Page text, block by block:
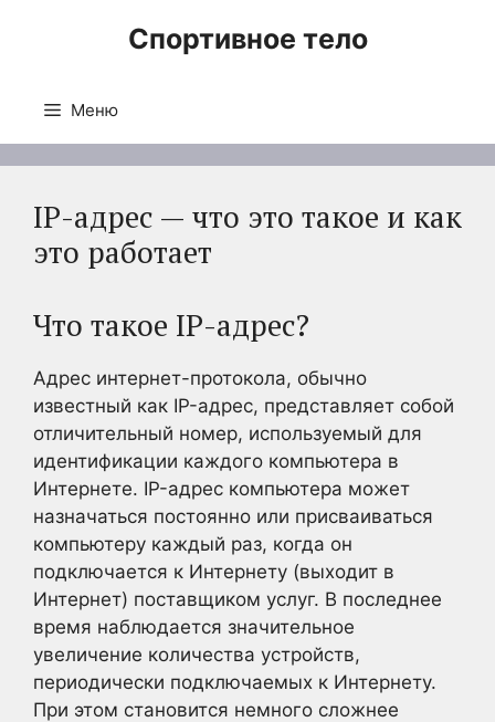
Спортивное тело
Меню
IP-адрес — что это такое и как
это работает
Что такое IP-адрес?
Адрес интернет-протокола, обычно
известный как IP-адрес, представляет собой
отличительный номер, используемый для
идентификации каждого компьютера в
Интернете. IP-адрес компьютера может
назначаться постоянно или присваиваться
компьютеру каждый раз, когда он
подключается к Интернету (выходит в
Интернет) поставщиком услуг. В последнее
время наблюдается значительное
увеличение количества устройств,
периодически подключаемых к Интернету.
При этом становится немного сложнее